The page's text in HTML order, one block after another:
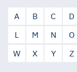
A B C D
L
M N O
W
X Y Z